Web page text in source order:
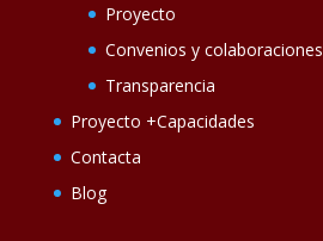
Proyecto
Convenios y colaboraciones
Transparencia
Proyecto +Capacidades
Contacta
Blog